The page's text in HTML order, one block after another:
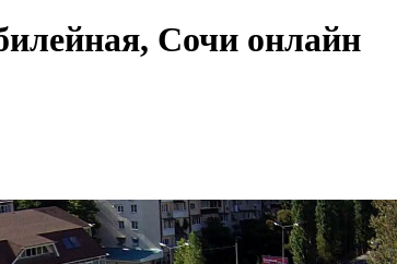
Сочи онлайн